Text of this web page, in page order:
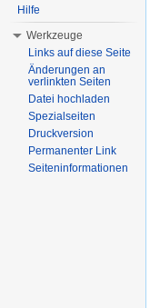
Hilfe
Werkzeuge
Links auf diese Seite
Änderungen an
verlinkten Seiten
Datei hochladen
Spezialseiten
Druckversion
Permanenter Link
Seiteninformationen